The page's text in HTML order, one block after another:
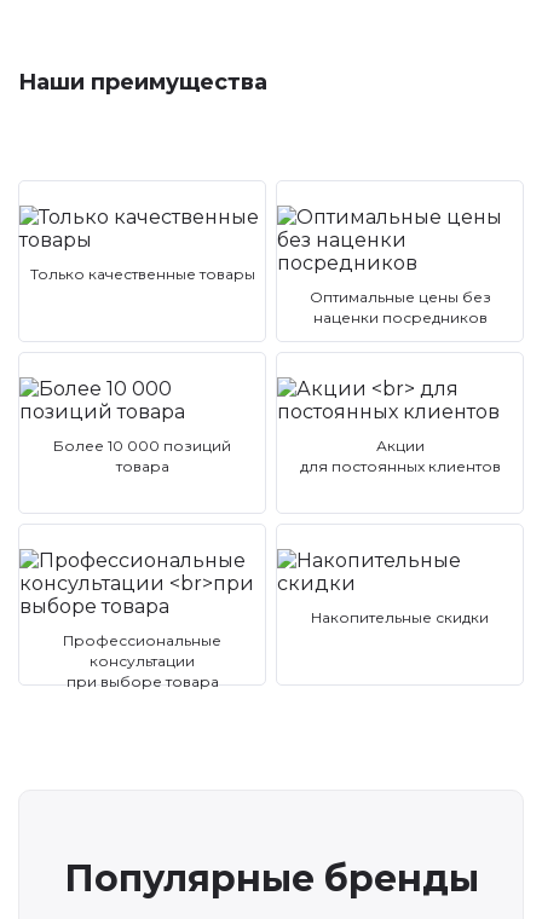
Наши преимущества
Только качественные товары
Оптимальные цены без
наценки посредников
Более 10 000 позиций
товара
Акции
для постоянных клиентов
Профессиональные
консультации
при выборе товара
Накопительные скидки
Популярные бренды